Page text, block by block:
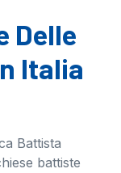
Delle
Italia
Battista
battiste